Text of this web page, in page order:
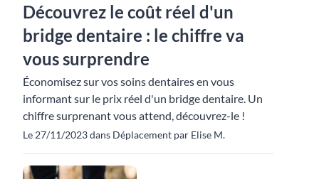
Découvrez le coût réel d'un
bridge dentaire : le chiffre va
vous surprendre
Économisez sur vos soins dentaires en vous
informant sur le prix réel d'un bridge dentaire. Un
chiffre surprenant vous attend, découvrez-le !
Le 27/11/2023 dans Déplacement par Elise M.